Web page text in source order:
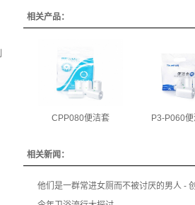
相关产品：
CPP080便洁套 P3-P060
相关新闻：
他们是一群常进女厕而不被讨厌的男人 -